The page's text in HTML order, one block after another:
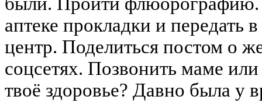
аптеке прокладки и передать
центр. Поделиться постом о
соцсетях. Позвонить маме
твоё здоровье? Давно была у